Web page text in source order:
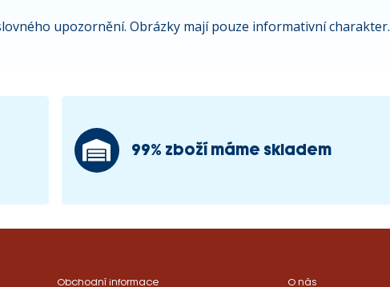
upozornění. Obrázky mají pouze informativní charakter.
99% zboží máme skladem
Obchodní informace O nás